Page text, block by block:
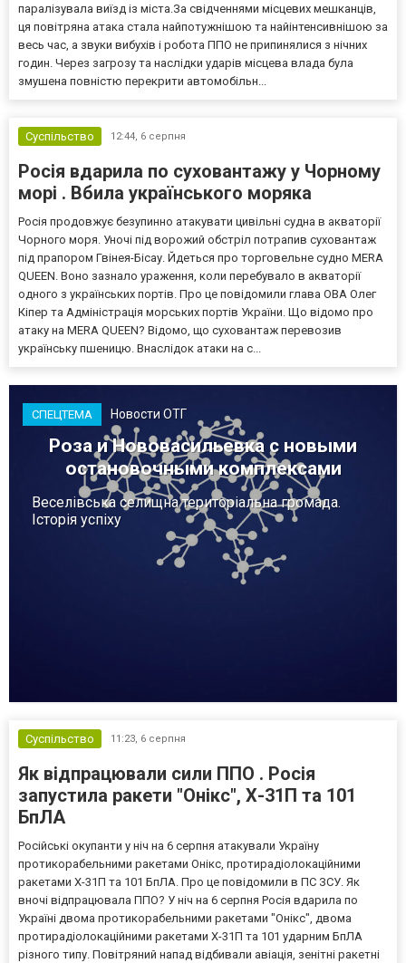
паралізувала виїзд із міста.За свідченнями місцевих мешканців,
ця повітряна атака стала найпотужнішою та найінтенсивнішою за
весь час, а звуки вибухів і робота ППО не припинялися з нічних
годин. Через загрозу та наслідки ударів місцева влада була
змушена повністю перекрити автомобільн...
Суспільство 12:44, 6 серпня
Росія вдарила по суховантажу у Чорному
морі . Вбила українського моряка
Росія продовжує безупинно атакувати цивільні судна в акваторії
Чорного моря. Уночі під ворожий обстріл потрапив суховантаж
під прапором Гвінея-Бісау. Йдеться про торговельне судно MERA
QUEEN. Воно зазнало ураження, коли перебувало в акваторії
одного з українських портів. Про це повідомили глава ОВА Олег
Кіпер та Адміністрація морських портів України. Що відомо про
атаку на MERA QUEEN? Відомо, що суховантаж перевозив
українську пшеницю. Внаслідок атаки на с...
СПЕЦТЕМА Новости ОТГ
Роза и Нововасильевка с новыми
остановочными комплексами
Веселівська селищна територіальна громада.
Історія успіху
Суспільство 11:23, 6 серпня
Як відпрацювали сили ППО . Росія
запустила ракети "Онікс", Х-31П та 101
БпЛА
Російські окупанти у ніч на 6 серпня атакували Україну
протикорабельними ракетами Онікс, протирадіолокаційними
ракетами Х-31П та 101 БпЛА. Про це повідомили в ПС ЗСУ. Як
вночі відпрацювала ППО? У ніч на 6 серпня Росія вдарила по
Україні двома протикорабельними ракетами "Онікс", двома
протирадіолокаційними ракетами Х-31П та 101 ударним БпЛА
різного типу. Повітряний напад відбивали авіація, зенітні ракетні